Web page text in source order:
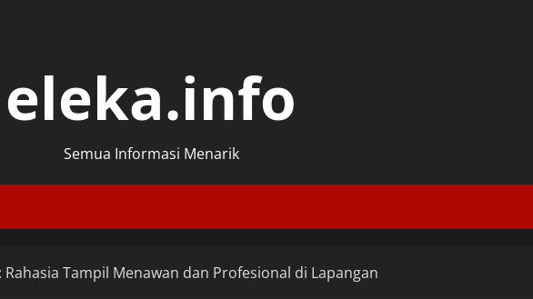
eleka.info
Semua Informasi Menarik
Tampil Menawan dan Profesional di Lapangan